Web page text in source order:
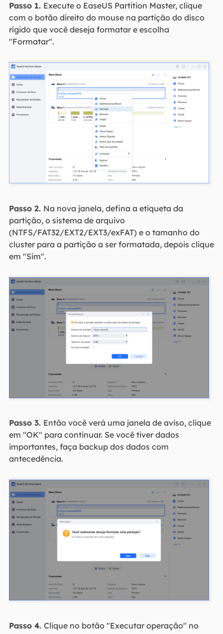
Passo 1. Execute o EaseUS Partition Master, clique
com o botão direito do mouse na partição do disco
rígido que você deseja formatar e escolha
"Formatar".
Passo 2. Na nova janela, defina a etiqueta da
partição, o sistema de arquivo
(NTFS/FAT32/EXT2/EXT3/exFAT) e o tamanho do
cluster para a partição a ser formatada, depois clique
em "Sim".
Passo 3. Então você verá uma janela de aviso, clique
em "OK" para continuar. Se você tiver dados
importantes, faça backup dos dados com
antecedência.
Passo 4. Clique no botão "Executar operação" no